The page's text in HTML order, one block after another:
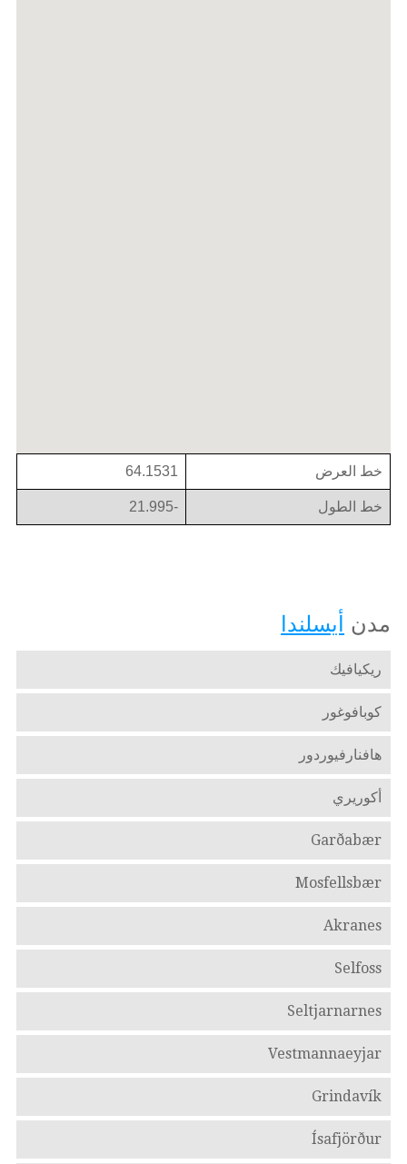
خط العرض 64.1531
خط الطول -21.995
مدن أيسلندا
ريكيافيك
كوبافوغور
هافنارفيوردور
أكوريري
Garðabær
Mosfellsbær
Akranes
Selfoss
Seltjarnarnes
Vestmannaeyjar
Grindavík
Ísafjörður